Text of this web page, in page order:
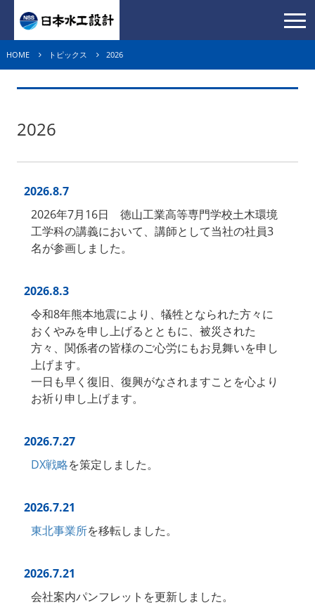
HOME トピックス 2026
2026
2026.8.7
2026年7月16日 徳山工業高等専門学校土木環境
工学科の講義において、講師として当社の社員3
名が参画しました。
2026.8.3
令和8年熊本地震により、犠牲となられた方々に
おくやみを申し上げるとともに、被災された
方々、関係者の皆様のご心労にもお見舞いを申し
上げます。
一日も早く復旧、復興がなされますことを心より
お祈り申し上げます。
2026.7.27
DX戦略を策定しました。
2026.7.21
東北事業所を移転しました。
2026.7.21
会社案内パンフレットを更新しました。